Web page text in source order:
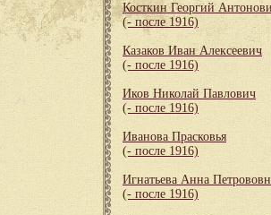
Косткин Георгий
(- после 1916)
Казаков Иван Алексеевич
(- после 1916)
Иков Николай Павлович
(- после 1916)
Иванова Прасковья
(- после 1916)
Игнатьева Анна
(- после 1916)